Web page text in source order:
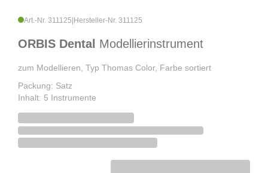
Art.-Nr. 311125 Hersteller-Nr. 311125
ORBIS Dental Modellierinstrument
zum Modellieren, Typ Thomas Color, Farbe sortiert
Packung: Satz
Inhalt: 5 Instrumente